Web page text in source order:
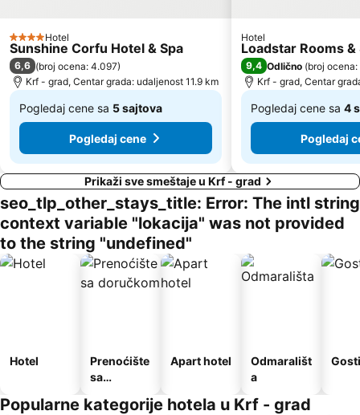
4 Zvezdice
Hotel
Sunshine Corfu Hotel & Spa
6,6 (broj ocena: 4.097)
Krf - grad, Centar grada: udaljenost 11.9 km
Pogledaj cene sa 5 sajtova
Od
234 € Pogledaj cene
Hotel
Loadstar Rooms &
9,4 Odlično (broj ocena:
Krf - grad, Centar
Pogledaj cene sa 4
Od
132 € Pogledaj
Prikaži sve smeštaje u Krf - grad
seo_tlp_other_stays_title: Error: The intl string
context variable "lokacija" was not provided
to the string "undefined"
Hotel
Prenoćište
sa
Apart hotel
Odmarališt
a
Popularne kategorije hotela u Krf - grad